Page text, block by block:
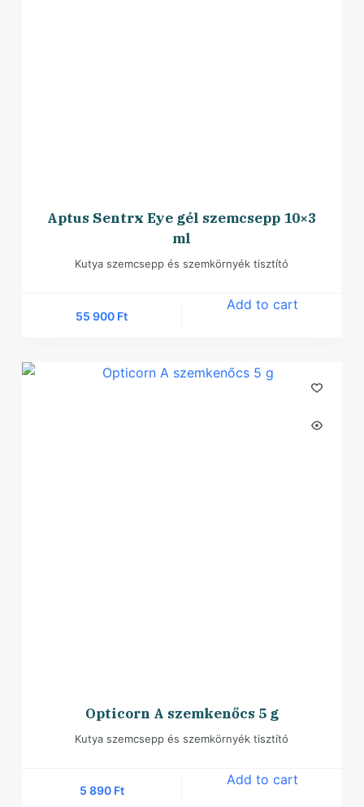
Aptus Sentrx Eye gél szemcsepp 10×3
ml
Kutya szemcsepp és szemkörnyék tisztító
55 900 Ft
Add to cart
Opticorn A szemkenőcs 5 g
Kutya szemcsepp és szemkörnyék tisztító
5 890 Ft
Add to cart